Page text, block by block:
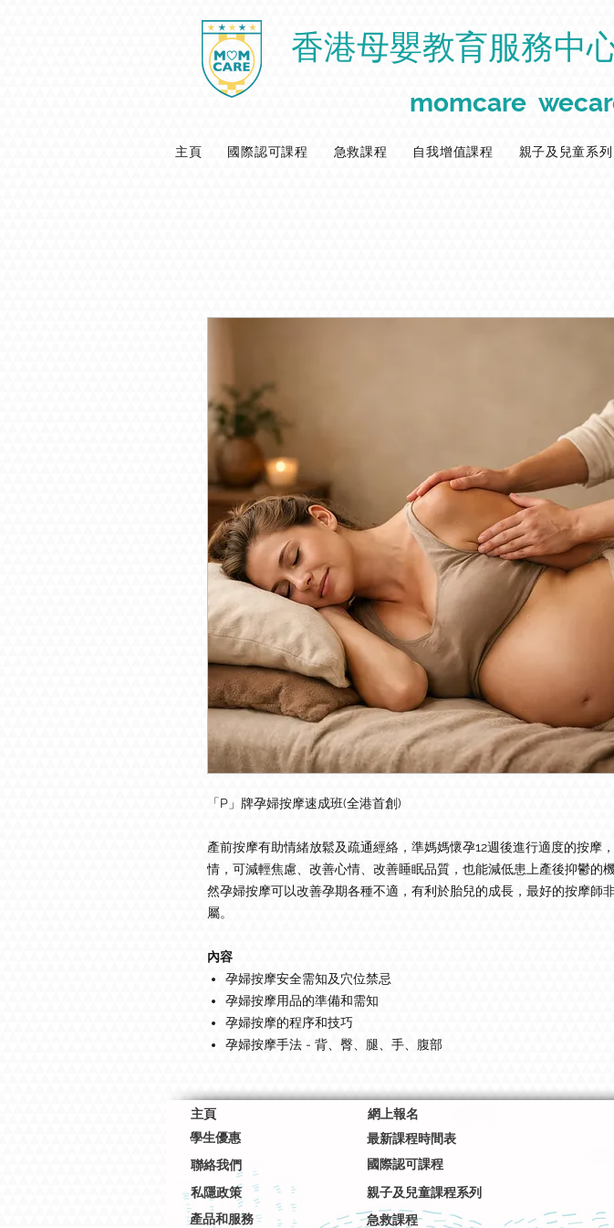
momcare
香港母嬰教育服務中
主頁 國際認可課程 急救課程 自我增值課程 親子及兒童系列
「P」牌孕婦按摩速成班(全港首創)
產前按摩有助情緒放鬆及疏通經絡，準媽媽懷孕12週後進行適度的按摩
情，可減輕焦慮、改善心情、改善睡眠品質，也能減低患上產後抑鬱的
然孕婦按摩可以改善孕期各種不適，有利於胎兒的成長，最好的按摩師
屬。
內容
孕婦按摩安全需知及穴位禁忌
孕婦按摩用品的準備和需知
孕婦按摩的程序和技巧
孕婦按摩手法 - 背、臀、腿、手、腹部
主頁
學生優惠
聯絡我們
私隱政策
產品和服務
網上報名
最新課程時間表
國際認可課程
親子及兒童課程系列
急救課程